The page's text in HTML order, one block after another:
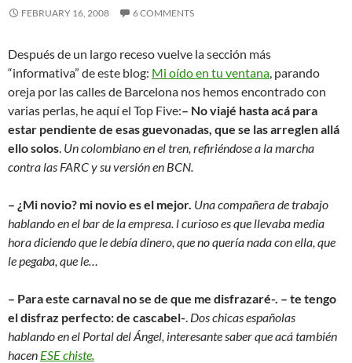
FEBRUARY 16, 2008 6 COMMENTS
Después de un largo receso vuelve la sección más
“informativa” de este blog: Mi oído en tu ventana, parando
oreja por las calles de Barcelona nos hemos encontrado con
varias perlas, he aquí el Top Five:– No viajé hasta acá para
estar pendiente de esas guevonadas, que se las arreglen allá
ello solos. Un colombiano en el tren, refiriéndose a la marcha
contra las FARC y su versión en BCN.
– ¿Mi novio? mi novio es el mejor. Una compañera de trabajo
hablando en el bar de la empresa. l curioso es que llevaba media
hora diciendo que le debía dinero, que no quería nada con ella, que
le pegaba, que le…
– Para este carnaval no se de que me disfrazaré-. – te tengo
el disfraz perfecto: de cascabel-. Dos chicas españolas
hablando en el Portal del Ángel, interesante saber que acá también
hacen ESEchiste.